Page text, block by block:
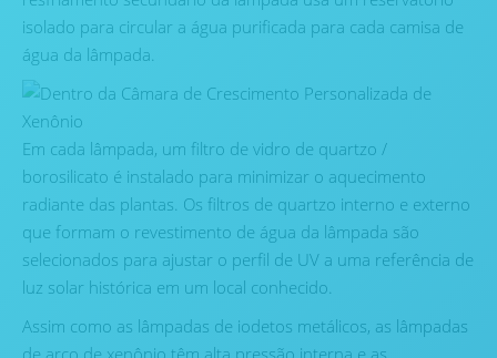
isolado para circular a água purificada para cada camisa de
água da lâmpada.
Em cada lâmpada, um filtro de vidro de quartzo /
borosilicato é instalado para minimizar o aquecimento
radiante das plantas. Os filtros de quartzo interno e externo
que formam o revestimento de água da lâmpada são
selecionados para ajustar o perfil de UV a uma referência de
luz solar histórica em um local conhecido.
Assim como as lâmpadas de iodetos metálicos, as lâmpadas
de arco de xenônio têm alta pressão interna e as